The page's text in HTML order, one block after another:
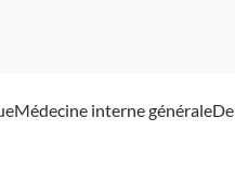
Médecine interne générale